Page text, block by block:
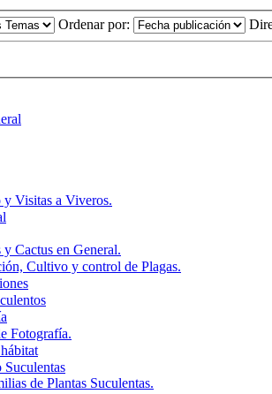
Ordenar por:
Visitas a Viveros.
Cactus en General.
Cultivo y control de Plagas.
Fotografía.
de Plantas Suculentas.